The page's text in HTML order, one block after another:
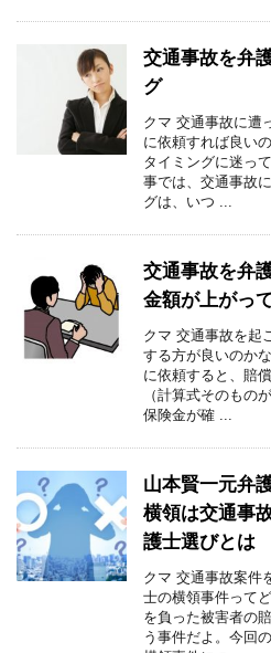
交通事故を弁
グ
クマ 交通事故に遭
に依頼すれば良い
タイミングに迷っ
事では、交通事故
グは、いつ ...
交通事故を弁
金額が上がっ
クマ 交通事故を起
する方が良いのか
に依頼すると、賠
（計算式そのもの
保険金が確 ...
山本賢一元弁
横領は交通事
護士選びとは
クマ 交通事故案件
士の横領事件って
を負った被害者の
う事件だよ。今回